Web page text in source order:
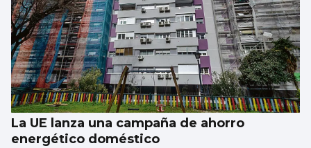
La UE lanza una campaña de ahorro
energético doméstico